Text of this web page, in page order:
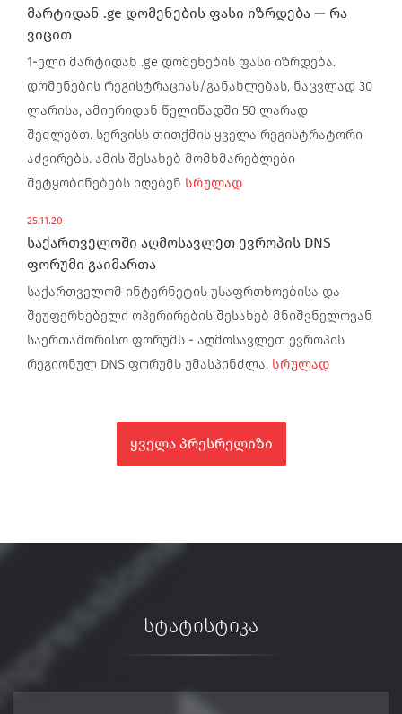
მარტიდან .ge დომენების ფასი იზრდება — რა
ვიცით
1-ელი მარტიდან .ge დომენების ფასი იზრდება.
დომენების რეგისტრაციას/განახლებას, ნაცვლად 30
ლარისა, ამიერიდან წელიწადში 50 ლარად
შეძლებთ. სერვისს თითქმის ყველა რეგისტრატორი
აძვირებს. ამის შესახებ მომხმარებლები
შეტყობინებებს იღებენ სრულად
25.11.20
საქართველოში აღმოსავლეთ ევროპის DNS
ფორუმი გაიმართა
საქართველომ ინტერნეტის უსაფრთხოებისა და
შეუფერხებელი ოპერირების შესახებ მნიშვნელოვან
საერთაშორისო ფორუმს - აღმოსავლეთ ევროპის
რეგიონულ DNS ფორუმს უმასპინძლა. სრულად
ყველა პრესრელიზი
სტატისტიკა